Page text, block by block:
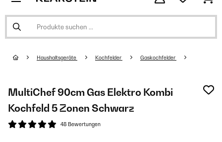
Haushaltsgeräte Kochfelder Gaskochfelder
MultiChef 90cm Gas Elektro Kombi
Kochfeld​ 5 Zonen Schwarz
48 Bewertungen